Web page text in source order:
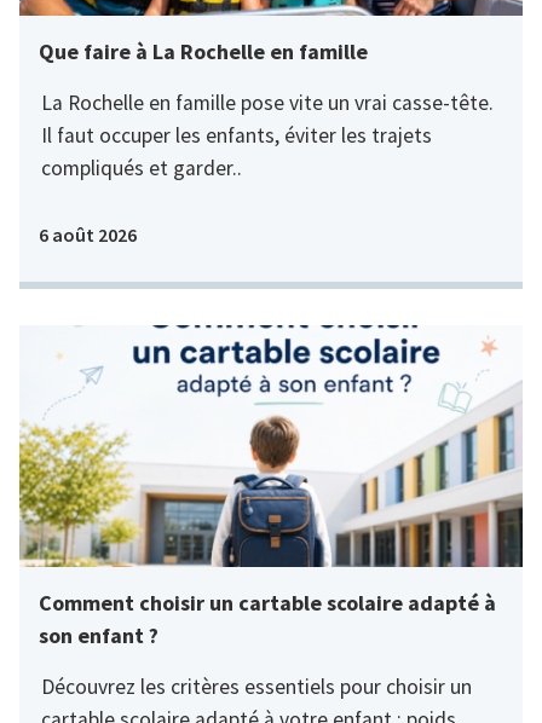
Que faire à La Rochelle en famille
La Rochelle en famille pose vite un vrai casse-tête.
Il faut occuper les enfants, éviter les trajets
compliqués et garder..
6 août 2026
Comment choisir un cartable scolaire adapté à
son enfant ?
Découvrez les critères essentiels pour choisir un